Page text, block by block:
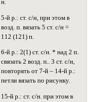
н.
5-й р.: ст. с/н, при этом в
возд. п. вязать 5 ст. с/н =
112 (121) п.
6-й р.: 2(1) ст. с/н. * над 2 п.
связать 2 возд. п.. 3 ст. с/н,
повторять от 7-й – 14-й р.:
петли вязать по рисунку.
15-й р.: ст. с/н. при этом в